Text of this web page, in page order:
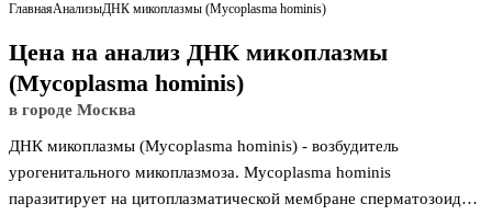
ГлавнаяАнализыДНК микоплазмы (Mycoplasma hominis)
Цена на анализ ДНК микоплазмы
(Mycoplasma hominis)
в городе Москва
ДНК микоплазмы (Mycoplasma hominis) - возбудитель
урогенитального микоплазмоза. Mycoplasma hominis
паразитирует на цитоплазматической мембране сперматозоидов